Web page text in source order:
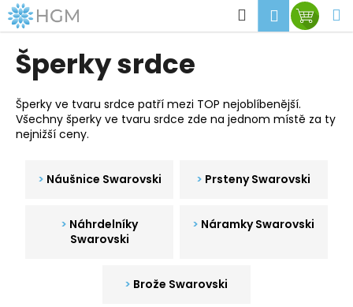
Přejít
na
obsah
Hledat
Šperky srdce
Šperky ve tvaru srdce patří mezi TOP nejoblíbenější.
Všechny šperky ve tvaru srdce zde na jednom místě za ty
nejnižší ceny.
Náušnice Swarovski Prsteny Swarovski
Náhrdelníky
Swarovski
Náramky Swarovski
Brože Swarovski
K
o
o
p